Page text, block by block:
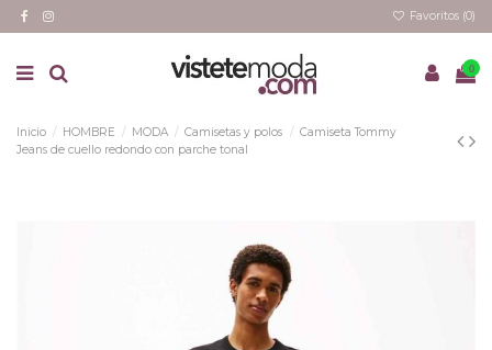
Favoritos (0)
0
Inicio HOMBRE MODA Camisetas y polos
Camiseta Tommy
Jeans de cuello redondo con parche tonal